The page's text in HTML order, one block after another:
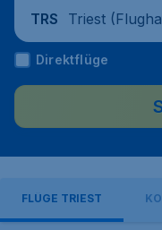
TRS
Triest
Direktflüge
FLÜGE TRIEST